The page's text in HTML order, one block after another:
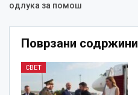
одлука за помош
Поврзани содржини
СВЕТ